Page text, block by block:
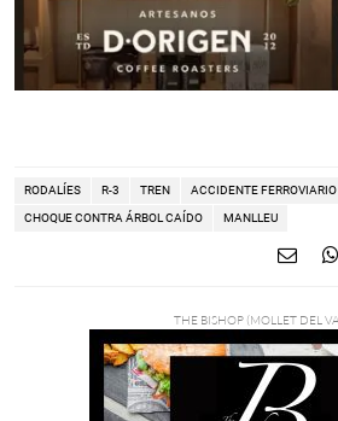
RODALÍES R-3 TREN ACCIDENTE FERROVIARIO
CHOQUE CONTRA ÁRBOL CAÍDO MANLLEU